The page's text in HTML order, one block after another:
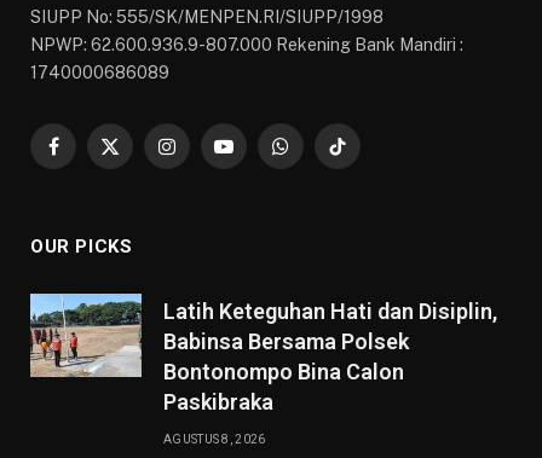
SIUPP No: 555/SK/MENPEN.RI/SIUPP/1998
NPWP: 62.600.936.9-807.000 Rekening Bank Mandiri :
1740000686089
Facebook
X
InstagramYouTubeWhatsAppTikTok
OUR PICKS
Latih Keteguhan Hati dan Disiplin,
Babinsa Bersama Polsek
Bontonompo Bina Calon
Paskibraka
AGUSTUS 8, 2026